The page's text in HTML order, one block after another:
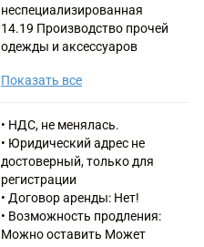
неспециализированная
14.19 Производство прочей
одежды и аксессуаров
20.16 Производство
смол в первичных формах
20.59.5 Производство прочих
химических продуктов, не
включенных в другие
группировки
23.6 Производство изделий из
бетона, цемента и гипса
Показать все
• НДС, не менялась.
• Юридический адрес не
достоверный, только для
регистрации
• Договор аренды: Нет!
• Возможность продления:
Можно оставить Может